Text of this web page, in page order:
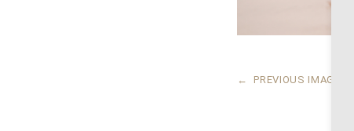
← PREVIOUS IMAGE